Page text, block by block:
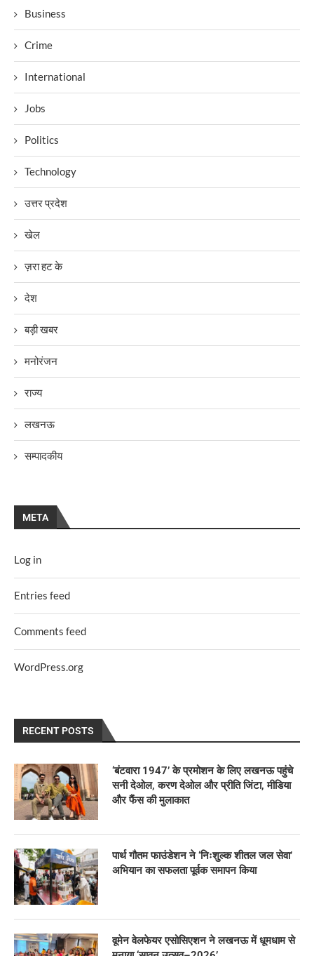
Business
Crime
International
Jobs
Politics
Technology
उत्तर प्रदेश
खेल
ज़रा हट के
देश
बड़ी खबर
मनोरंजन
राज्य
लखनऊ
सम्पादकीय
META
Log in
Entries feed
Comments feed
WordPress.org
RECENT POSTS
‘बंटवारा 1947’ के प्रमोशन के लिए लखनऊ पहुंचे
सनी देओल, करण देओल और प्रीति जिंटा, मीडिया
और फैंस की मुलाकात
पार्थ गौतम फाउंडेशन ने ‘निःशुल्क शीतल जल सेवा’
अभियान का सफलता पूर्वक समापन किया
वूमेन वेलफेयर एसोसिएशन ने लखनऊ में धूमधाम से